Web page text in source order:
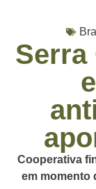
Serra
Cooperativa
em momento